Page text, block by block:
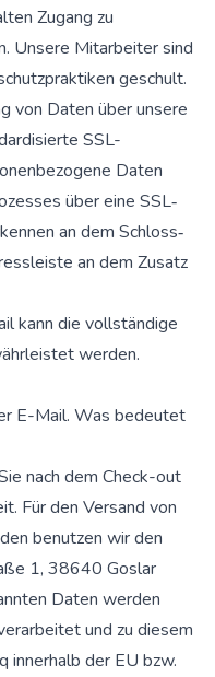
Zugang zu
Unsere Mitarbeiter sind
geschult.
von Daten über unsere
SSL-
Daten
über eine SSL‐
an dem Schloss‐
an dem Zusatz
kann die vollständige
werden.
E-Mail. Was bedeutet
nach dem Check-out
Für den Versand von
benutzen wir den
1, 38640 Goslar
Daten werden
und zu diesem
innerhalb der EU bzw.